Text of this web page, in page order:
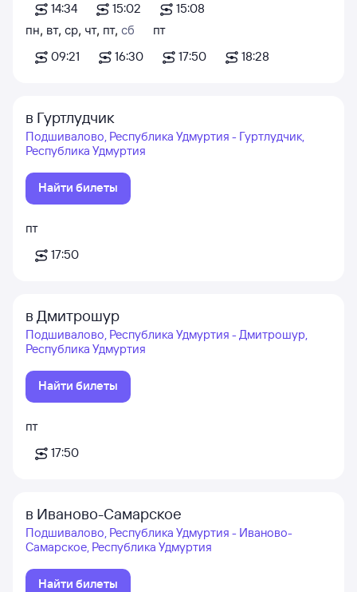
14:34 15:02
15:08
пн, вт, ср, чт, пт, сб
09:21
16:30
пт
17:50
18:28
в Гуртлудчик
Подшивалово, Республика Удмуртия - Гуртлудчик,
Республика Удмуртия
Найти билеты
пт
17:50
в Дмитрошур
Подшивалово, Республика Удмуртия - Дмитрошур,
Республика Удмуртия
Найти билеты
пт
17:50
в Иваново-Самарское
Подшивалово, Республика Удмуртия - Иваново-
Самарское, Республика Удмуртия
Найти билеты